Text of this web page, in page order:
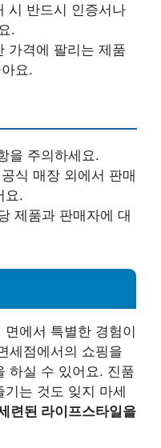
시 반드시 인증서나
.
가격에 팔리는 제품
요.
을 주의하세요.
식 매장 외에서 판매
요.
제품과 판매자에 대
에서 특별한 경험이
세점에서의 쇼핑을
하실 수 있어요. 진품
는 것도 잊지 마세
련된 라이프스타일을